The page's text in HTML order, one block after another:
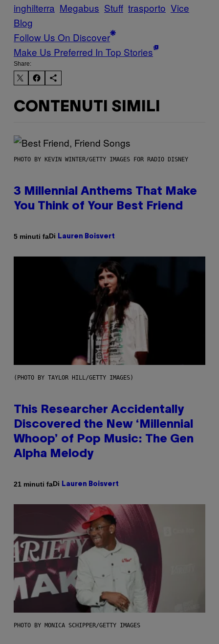
inghilterra Megabus Stuff trasporto Vice
Blog
Follow Us On Discover
Make Us Preferred In Top Stories
Share:
CONTENUTI SIMILI
PHOTO BY KEVIN WINTER/GETTY IMAGES FOR RADIO DISNEY
3 Millennial Anthems That Make
You Think of Your Best Friend
5 minuti faDi Lauren Boisvert
(PHOTO BY TAYLOR HILL/GETTY IMAGES)
This Researcher Accidentally
Discovered the New ‘Millennial
Whoop’ of Pop Music: The Gen
Alpha Melody
21 minuti faDi Lauren Boisvert
PHOTO BY MONICA SCHIPPER/GETTY IMAGES